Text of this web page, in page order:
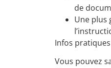
de
Une plus
Infos pratiques
Vous pouvez